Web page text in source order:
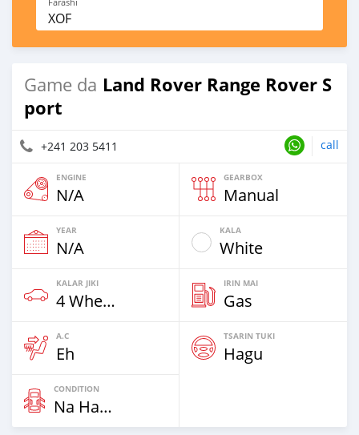
XOF
Game da Land Rover Range Rover S
port
+241 203 5411 call
ENGINE
N/A
GEARBOX
Manual
YEAR
N/A
KALA
White
KALAR JIKI
4 Wheel Drives & SUVs
IRIN MAI
Gas
A.C
Eh
TSARIN TUKI
Hagu
CONDITION
Na Hannu